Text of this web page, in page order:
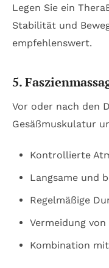
Legen Sie ein
Stabilität und
empfehlenswert.
5.
Vor oder nach den
Gesäßmuskulatur
Kontrollierte
Langsame und
Regelmäßige
Vermeidung
Kombination